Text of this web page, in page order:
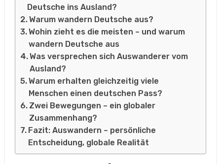
Deutsche ins Ausland?
Warum wandern Deutsche aus?
Wohin zieht es die meisten – und warum
wandern Deutsche aus
Was versprechen sich Auswanderer vom
Ausland?
Warum erhalten gleichzeitig viele
Menschen einen deutschen Pass?
Zwei Bewegungen – ein globaler
Zusammenhang?
Fazit: Auswandern – persönliche
Entscheidung, globale Realität